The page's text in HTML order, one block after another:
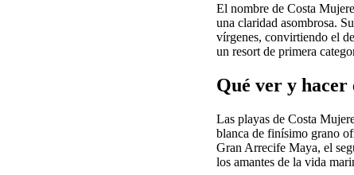
El nombre de Costa
una claridad asombrosa.
vírgenes, convirtiendo el
un resort de primera
Qué ver y hacer
Las playas de Costa
blanca de finísimo grano
Gran Arrecife Maya, el
los amantes de la vida